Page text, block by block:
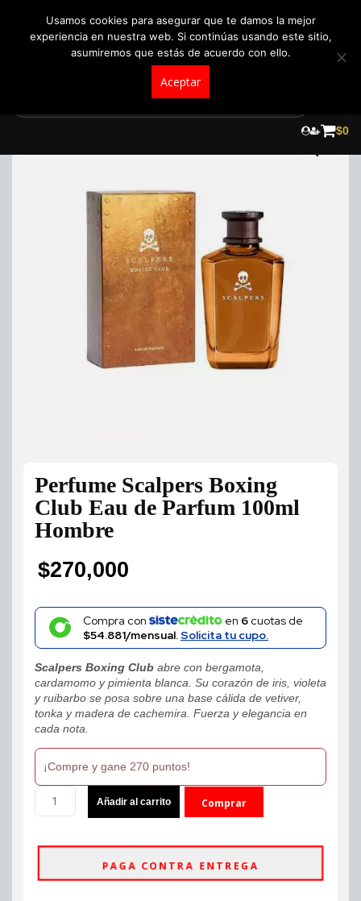
$0
Perfume Scalpers Boxing
Club Eau de Parfum 100ml
Hombre
$270,000
Compra con en 6cuotas de
$54.881/mensual.Solicita tu cupo.
Scalpers Boxing Club abre con bergamota,
cardamomo y pimienta blanca. Su corazón de iris, violeta
y ruibarbo se posa sobre una base cálida de vetiver,
tonka y madera de cachemira. Fuerza y elegancia en
cada nota.
¡Compre y gane 270 puntos!
Scalpers
Parfum
Añadir al carrito Comprar
PAGA CONTRA ENTREGA
Usamos cookies para asegurar que te damos la mejor
experiencia en nuestra web. Si continúas usando este sitio,
asumiremos que estás de acuerdo con ello.
Aceptar